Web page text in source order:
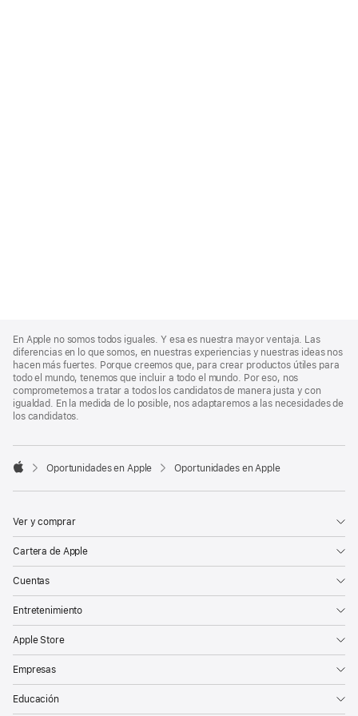
Footer
En Apple no somos todos iguales. Y esa es nuestra mayor ventaja. Las
diferencias en lo que somos, en nuestras experiencias y nuestras ideas nos
hacen más fuertes. Porque creemos que, para crear productos útiles para
todo el mundo, tenemos que incluir a todo el mundo. Por eso, nos
comprometemos a tratar a todos los candidatos de manera justa y con
igualdad. En la medida de lo posible, nos adaptaremos a las necesidades de
los candidatos.

Oportunidades en Apple Oportunidades en Apple
Ver y comprar
Cartera de Apple
Cuentas
Entretenimiento
Apple Store
Empresas
Educación